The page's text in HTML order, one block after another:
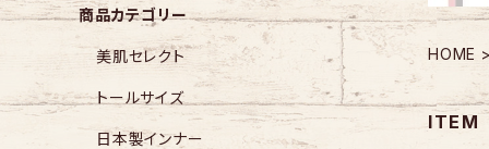
HOME
ITEM
商品カテゴリー
美肌セレクト
トールサイズ
日本製インナー